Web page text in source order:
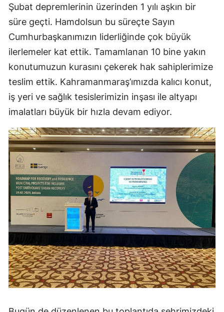
Şubat depremlerinin üzerinden 1 yılı aşkın bir
süre geçti. Hamdolsun bu süreçte Sayın
Cumhurbaşkanımızın liderliğinde çok büyük
ilerlemeler kat ettik. Tamamlanan 10 bine yakın
konutumuzun kurasını çekerek hak sahiplerimize
teslim ettik. Kahramanmaraş’ımızda kalıcı konut,
iş yeri ve sağlık tesislerimizin inşası ile altyapı
imalatları büyük bir hızla devam ediyor.